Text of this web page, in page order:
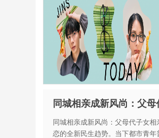
同城相亲成新风尚：父
同城相亲成新风尚：父母代子女
恋的全新民生趋势。当下都市青年